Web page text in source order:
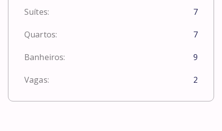
Suítes: 7
Quartos: 7
Banheiros: 9
Vagas: 2